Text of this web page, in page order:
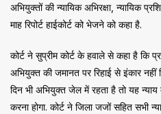
अभियुक्तों की न्यायिक अभिरक्षा, न्यायिक
माह रिपोर्ट हाईकोर्ट को भेजने को कहा है.
कोर्ट ने सुप्रीम कोर्ट के हवाले से कहा है कि
अभियुक्त की जमानत पर रिहाई से इंकार
दिन भी अभियुक्त जेल में रहता है तो यह
करना होगा. कोर्ट ने जिला जजों सहित सभी